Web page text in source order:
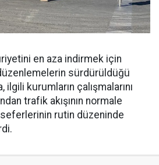
en aza indirmek için
sürdürüldüğü
kurumların çalışmalarını
trafik akışının normale
rutin düzeninde